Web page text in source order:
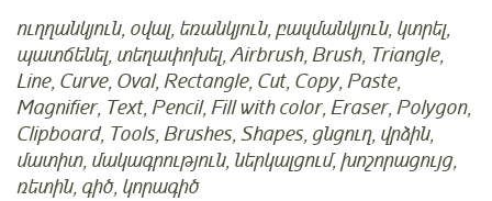
ուղղանկյուն, օվալ, եռանկյուն, բազմանկյուն, կտրել,
պատճենել, տեղափոխել, Airbrush, Brush, Triangle,
Line, Curve, Oval, Rectangle, Cut, Copy, Paste,
Magnifier, Text, Pencil, Fill with color, Eraser, Polygon,
Clipboard, Tools, Brushes, Shapes, ցնցուղ, վրձին,
մատիտ, մակագրություն, ներկալցում, խոշորացույց,
ռետին, գիծ, կորագիծ